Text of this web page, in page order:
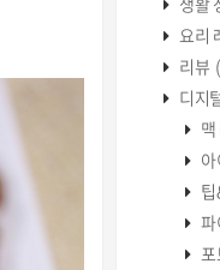
요리
리뷰
디지
파
포